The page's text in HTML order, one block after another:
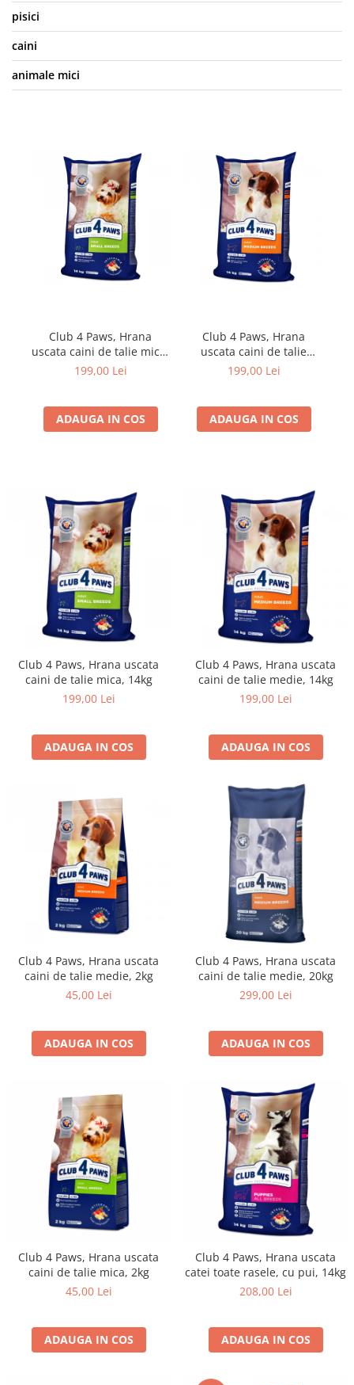
pisici
caini
animale mici
Club 4 Paws, Hrana
uscata caini de talie mica,
14kg
199,00 Lei
ADAUGA IN COS
Club 4 Paws, Hrana
uscata caini de talie
medie, 14kg
199,00 Lei
ADAUGA IN COS
Club 4 Paws, Hrana uscata
caini de talie mica, 14kg
199,00 Lei
ADAUGA IN COS
Club 4 Paws, Hrana uscata
caini de talie medie, 14kg
199,00 Lei
ADAUGA IN COS
Club 4 Paws, Hrana uscata
caini de talie medie, 2kg
45,00 Lei
ADAUGA IN COS
Club 4 Paws, Hrana uscata
caini de talie medie, 20kg
299,00 Lei
ADAUGA IN COS
Club 4 Paws, Hrana uscata
caini de talie mica, 2kg
45,00 Lei
ADAUGA IN COS
Club 4 Paws, Hrana uscata
catei toate rasele, cu pui, 14kg
208,00 Lei
ADAUGA IN COS